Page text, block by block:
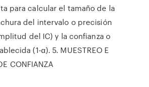
para calcular el tamaño de la
del intervalo o precisión
del IC) y la confianza o
(1-α). 5. MUESTREO E
CONFIANZA